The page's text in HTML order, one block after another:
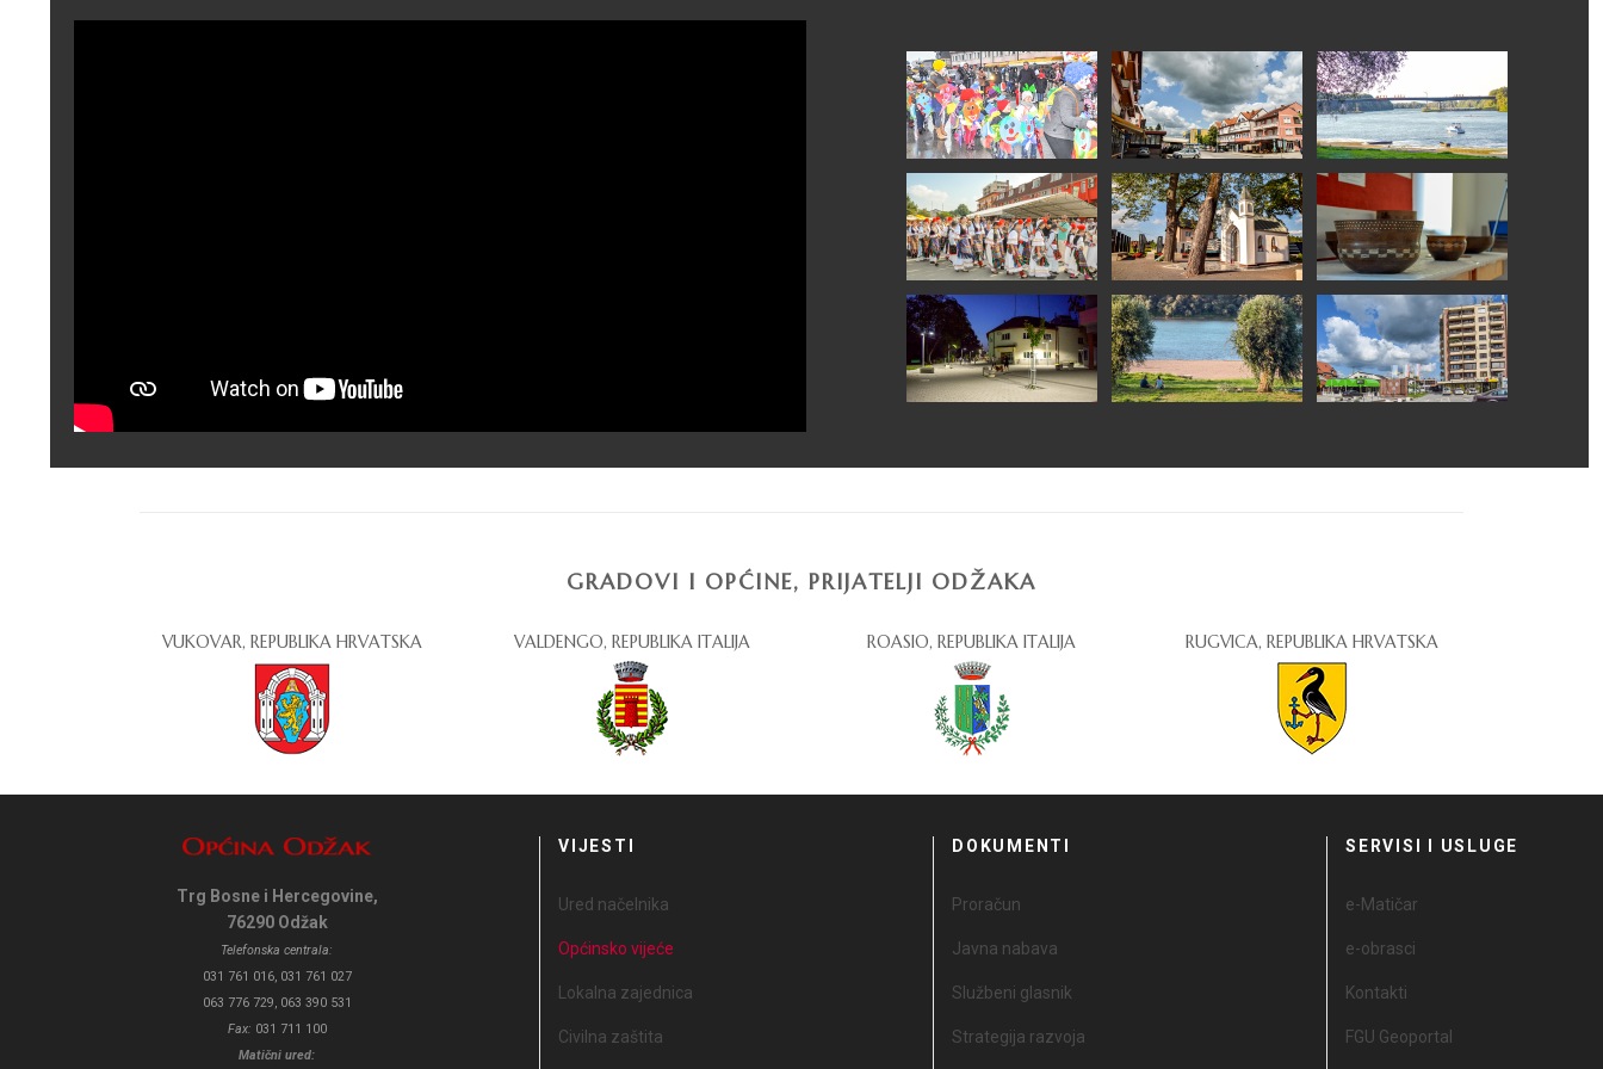
GRADOVI I OPĆINE, PRIJATELJI ODŽAKA
VUKOVAR, REPUBLIKA HRVATSKA VALDENGO, REPUBLIKA ITALIJA ROASIO, REPUBLIKA ITALIJA RUGVICA, REPUBLIKA HRVATSKA
Trg Bosne i Hercegovine,
76290 Odžak
Telefonska centrala:
031 761 016, 031 761 027
063 776 729, 063 390 531
Fax: 031 711 100
Matični ured:
VIJESTI
Ured načelnika
Općinsko vijeće
Lokalna zajednica
Civilna zaštita
DOKUMENTI
Proračun
Javna nabava
Službeni glasnik
Strategija razvoja
SERVISI I USLUGE
e-Matičar
e-obrasci
Kontakti
FGU Geoportal